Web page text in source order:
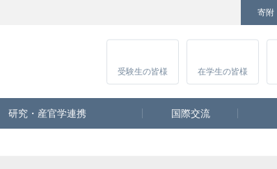
寄附
Instagram
受験生の皆様 在学生の皆様
研究・産官学連携 国際交流